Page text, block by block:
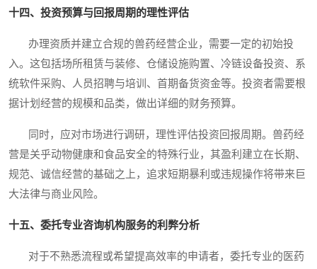
十四、投资预算与回报周期的理性评估
办理资质并建立合规的兽药经营企业，需要一定的初始投
入。这包括场所租赁与装修、仓储设施购置、冷链设备投资、系
统软件采购、人员招聘与培训、首期备货资金等。投资者需要根
据计划经营的规模和品类，做出详细的财务预算。
同时，应对市场进行调研，理性评估投资回报周期。兽药经
营是关乎动物健康和食品安全的特殊行业，其盈利建立在长期、
规范、诚信经营的基础之上，追求短期暴利或违规操作将带来巨
大法律与商业风险。
十五、委托专业咨询机构服务的利弊分析
对于不熟悉流程或希望提高效率的申请者，委托专业的医药